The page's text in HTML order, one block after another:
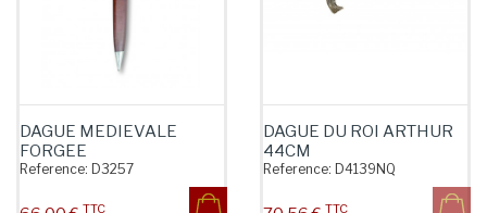
DAGUE MEDIEVALE
FORGEE
Reference: D3257
TTC
DAGUE DU ROI ARTHUR
44CM
Reference: D4139NQ
TTC